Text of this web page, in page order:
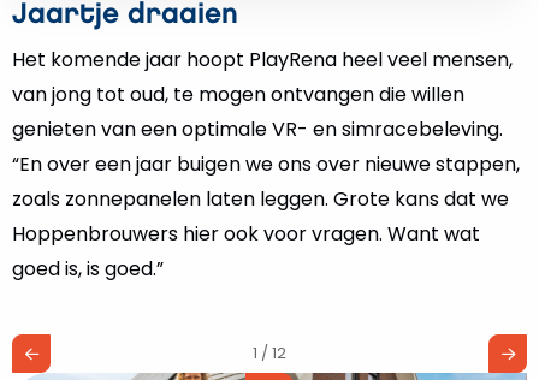
Jaartje draaien
Het komende jaar hoopt PlayRena heel veel mensen,
van jong tot oud, te mogen ontvangen die willen
genieten van een optimale VR- en simracebeleving.
“En over een jaar buigen we ons over nieuwe stappen,
zoals zonnepanelen laten leggen. Grote kans dat we
Hoppenbrouwers hier ook voor vragen. Want wat
goed is, is goed.”
1 / 12